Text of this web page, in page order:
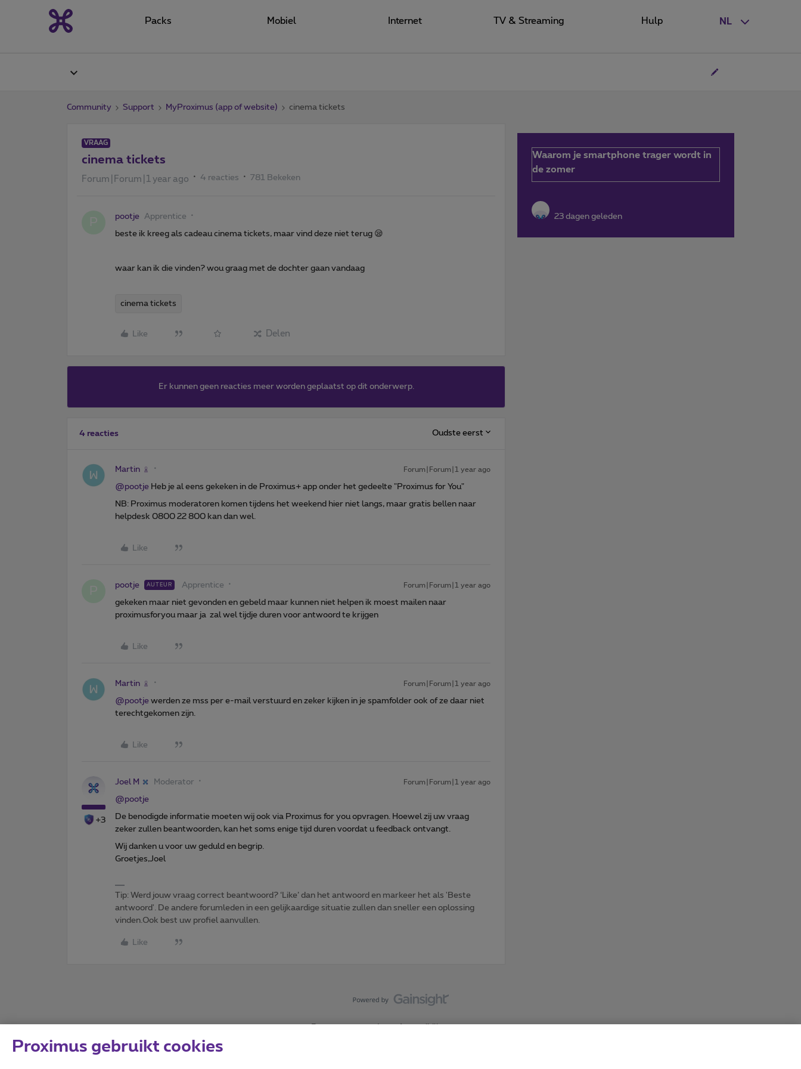
NL
Packs Mobiel Internet TV & Streaming Hulp
Community Support MyProximus (app of website) cinema tickets
VRAAG
cinema tickets
Forum|Forum|1 year ago 4 reacties 781 Bekeken
pootje Apprentice
beste ik kreeg als cadeau cinema tickets, maar vind deze niet terug 😪
waar kan ik die vinden? wou graag met de dochter gaan vandaag
cinema tickets
Like Delen
Er kunnen geen reacties meer worden geplaatst op dit onderwerp.
4 reacties Oudste eerst
Martin Forum|Forum|1 year ago
@pootje Heb je al eens gekeken in de Proximus+ app onder het gedeelte "Proximus for You"
NB: Proximus moderatoren komen tijdens het weekend hier niet langs, maar gratis bellen naar
helpdesk 0800 22 800 kan dan wel.
Like
pootje AUTEUR Apprentice Forum|Forum|1 year ago
gekeken maar niet gevonden en gebeld maar kunnen niet helpen ik moest mailen naar
proximusforyou maar ja zal wel tijdje duren voor antwoord te krijgen
Like
Martin Forum|Forum|1 year ago
@pootje werden ze mss per e-mail verstuurd en zeker kijken in je spamfolder ook of ze daar niet
terechtgekomen zijn.
Like
+3
Joel M Moderator Forum|Forum|1 year ago
@pootje
De benodigde informatie moeten wij ook via Proximus for you opvragen. Hoewel zij uw vraag
zeker zullen beantwoorden, kan het soms enige tijd duren voordat u feedback ontvangt.
Wij danken u voor uw geduld en begrip.
Groetjes,Joel
Tip: Werd jouw vraag correct beantwoord? ‘Like’ dan het antwoord en markeer het als 'Beste
antwoord'. De andere forumleden in een gelijkaardige situatie zullen dan sneller een oplossing
vinden.Ook best uw profiel aanvullen.
Like
Waarom je smartphone trager wordt in
de zomer
23 dagen geleden
Forumvoorwaarden Accessibility statement
Proximus gebruikt cookies